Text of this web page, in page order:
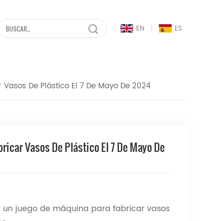
EN | ES
De Plástico El 7 De Mayo De 2024
Vasos De Plástico El 7 De Mayo De
un juego de máquina para fabricar vasos